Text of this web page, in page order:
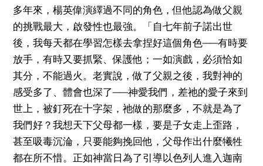
多年來，楊英偉演繹過不同的角色，但他認為做父親
的挑戰最大，啟發性也最強。「自七年前子諾出世
後，我每天都在學習怎樣去拿捏好這個角色──有時要
放手，有時又要抓緊、保護他；一如演戲，必須恰如
其分，不能過火。老實說，做了父親之後，我對神的
感受多了、體會也深了──神愛我們，差祂的愛子來到
世上，被釘死在十字架，祂做的那麼多，不就是為了
我們好？我想天下父母都一樣，要是子女走上歪路，
甚至吸毒沉淪，只要能夠挽回他，父母作出什麼犧牲
都在所不惜。正如神當日為了引導以色列人進入迦南